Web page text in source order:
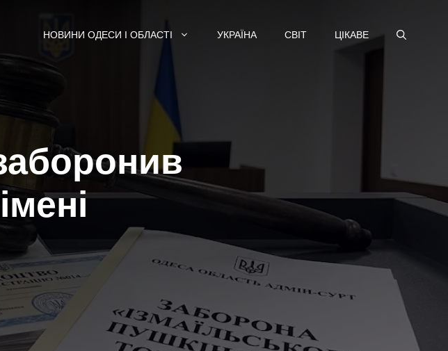
НОВИНИ ОДЕСИ І ОБЛАСТІ УКРАЇНА СВІТ ЦІКАВЕ